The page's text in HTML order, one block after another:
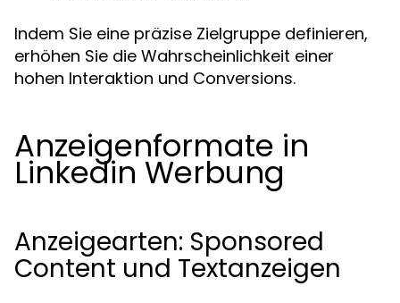
Indem Sie eine präzise Zielgruppe definieren,
erhöhen Sie die Wahrscheinlichkeit einer
hohen Interaktion und Conversions.
Anzeigenformate in
Linkedin Werbung
Anzeigearten: Sponsored
Content und Textanzeigen